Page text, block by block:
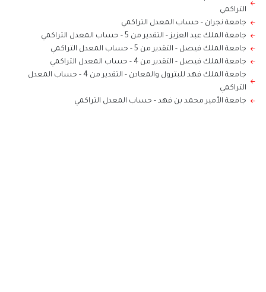
التراكمي
جامعة نجران - حساب المعدل التراكمي
جامعة الملك عبد العزيز - التقدير من 5
- حساب المعدل التراكمي
جامعة الملك فيصل - التقدير من 5
- حساب المعدل التراكمي
جامعة الملك فيصل - التقدير من 4
- حساب المعدل التراكمي
جامعة الملك فهد للبترول والمعادن - التقدير من 4
- حساب المعدل
التراكمي
جامعة الأمير محمد بن فهد - حساب المعدل التراكمي